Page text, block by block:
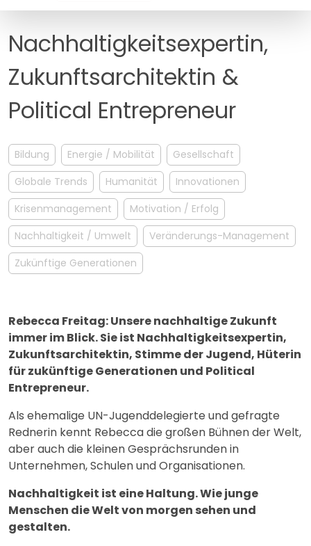
MANAGEMENT
Nachhaltigkeitsexpertin,
Zukunftsarchitektin &
Political Entrepreneur
Bildung Energie / Mobilität
Gesellschaft
Globale Trends
Humanität
Innovationen
Krisenmanagement
Motivation / Erfolg
Nachhaltigkeit / Umwelt
Veränderungs-Management
Zukünftige Generationen
Rebecca Freitag: Unsere nachhaltige Zukunft
immer im Blick. Sie ist Nachhaltigkeitsexpertin,
Zukunftsarchitektin, Stimme der Jugend, Hüterin
für zukünftige Generationen und Political
Entrepreneur.
Als ehemalige UN-Jugenddelegierte und gefragte
Rednerin kennt Rebecca die großen Bühnen der Welt,
aber auch die kleinen Gesprächsrunden in
Unternehmen, Schulen und Organisationen.
Nachhaltigkeit ist eine Haltung. Wie junge
Menschen die Welt von morgen sehen und
gestalten.